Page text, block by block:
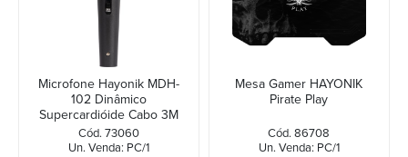
Microfone Hayonik MDH-
102 Dinâmico
Supercardióide Cabo 3M
Preto
Cód. 73060
Un. Venda: PC/1
Mesa Gamer HAYONIK
Pirate Play
Cód. 86708
Un. Venda: PC/1